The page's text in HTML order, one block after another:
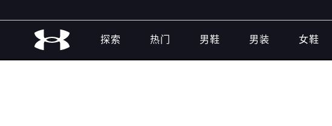
探索 热门 男鞋 男装 女鞋